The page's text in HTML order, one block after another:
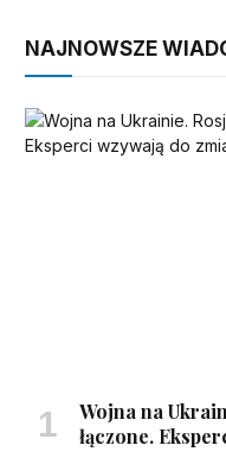
NAJNOWSZE
Wojna na
łączone.